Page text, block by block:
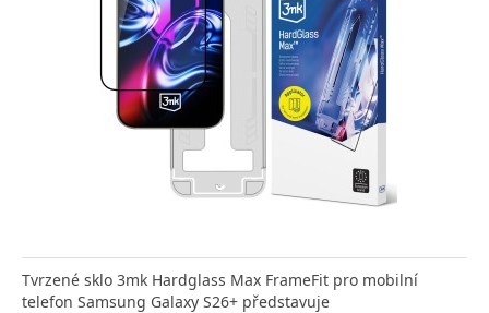
Tvrzené sklo 3mk Hardglass Max FrameFit pro mobilní
telefon Samsung Galaxy S26+ představuje